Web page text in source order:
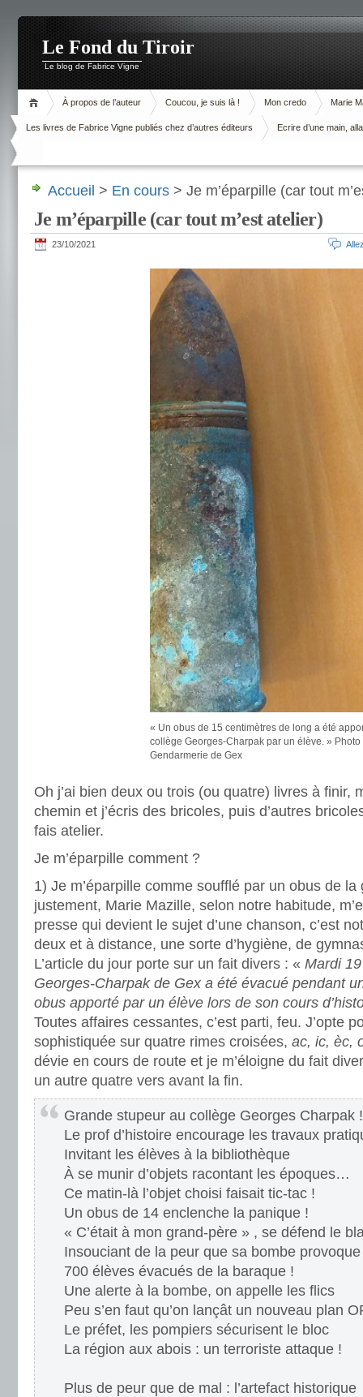
Le Fond du Tiroir
Le blog de Fabrice Vigne
À propos de l’auteur Coucou, je suis là ! Mon credo Marie
Les livres de Fabrice Vigne publiés chez d’autres éditeurs Ecrire d’une main,
Accueil > En cours > Je m’éparpille (car tout
Je m’éparpille (car tout m’est atelier)
23/10/2021
« Un obus de 15 centimètres de long a été
collège Georges-Charpak par un élève. » Photo
Gendarmerie de Gex
Oh j’ai bien deux ou trois (ou quatre) livres à finir,
chemin et j’écris des bricoles, puis d’autres
fais atelier.
Je m’éparpille comment ?
1) Je m’éparpille comme soufflé par un obus de
justement, Marie Mazille, selon notre habitude,
presse qui devient le sujet d’une chanson, c’est
deux et à distance, une sorte d’hygiène, de
L’article du jour porte sur un fait divers : « Mardi
Georges-Charpak de Gex a été évacué pendant
obus apporté par un élève lors de son cours
Toutes affaires cessantes, c’est parti, feu. J’opte
sophistiquée sur quatre rimes croisées, ac, ic, èc,
dévie en cours de route et je m’éloigne du fait
un autre quatre vers avant la fin.
Grande stupeur au collège Georges Charpak !
Le prof d’histoire encourage les travaux
Invitant les élèves à la bibliothèque
À se munir d’objets racontant les époques…
Ce matin-là l’objet choisi faisait tic-tac !
Un obus de 14 enclenche la panique !
« C’était à mon grand-père » , se défend le
Insouciant de la peur que sa bombe
700 élèves évacués de la baraque !
Une alerte à la bombe, on appelle les flics
Peu s’en faut qu’on lançât un nouveau plan
Le préfet, les pompiers sécurisent le bloc
La région aux abois : un terroriste attaque !
Plus de peur que de mal : l’artefact historique